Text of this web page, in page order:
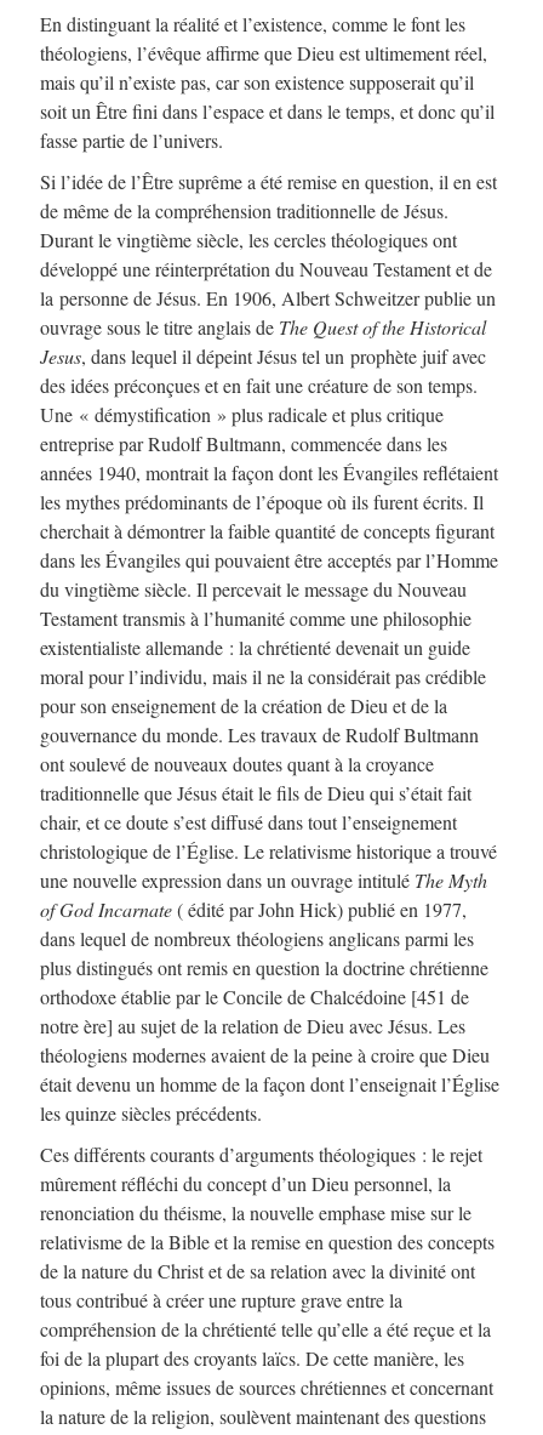
En distinguant la réalité et l’existence, comme le font les
théologiens, l’évêque affirme que Dieu est ultimement réel,
mais qu’il n’existe pas, car son existence supposerait qu’il
soit un Être fini dans l’espace et dans le temps, et donc qu’il
fasse partie de l’univers.
Si l’idée de l’Être suprême a été remise en question, il en est
de même de la compréhension traditionnelle de Jésus.
Durant le vingtième siècle, les cercles théologiques ont
développé une réinterprétation du Nouveau Testament et de
la personne de Jésus. En 1906, Albert Schweitzer publie un
ouvrage sous le titre anglais de The Quest of the Historical
Jesus, dans lequel il dépeint Jésus tel un prophète juif avec
des idées préconçues et en fait une créature de son temps.
Une « démystification » plus radicale et plus critique
entreprise par Rudolf Bultmann, commencée dans les
années 1940, montrait la façon dont les Évangiles reflétaient
les mythes prédominants de l’époque où ils furent écrits. Il
cherchait à démontrer la faible quantité de concepts figurant
dans les Évangiles qui pouvaient être acceptés par l’Homme
du vingtième siècle. Il percevait le message du Nouveau
Testament transmis à l’humanité comme une philosophie
existentialiste allemande : la chrétienté devenait un guide
moral pour l’individu, mais il ne la considérait pas crédible
pour son enseignement de la création de Dieu et de la
gouvernance du monde. Les travaux de Rudolf Bultmann
ont soulevé de nouveaux doutes quant à la croyance
traditionnelle que Jésus était le fils de Dieu qui s’était fait
chair, et ce doute s’est diffusé dans tout l’enseignement
christologique de l’Église. Le relativisme historique a trouvé
une nouvelle expression dans un ouvrage intitulé The Myth
of God Incarnate( édité par John Hick) publié en 1977,
dans lequel de nombreux théologiens anglicans parmi les
plus distingués ont remis en question la doctrine chrétienne
orthodoxe établie par le Concile de Chalcédoine [451 de
notre ère] au sujet de la relation de Dieu avec Jésus. Les
théologiens modernes avaient de la peine à croire que Dieu
était devenu un homme de la façon dont l’enseignait l’Église
les quinze siècles précédents.
Ces différents courants d’arguments théologiques : le rejet
mûrement réfléchi du concept d’un Dieu personnel, la
renonciation du théisme, la nouvelle emphase mise sur le
relativisme de la Bible et la remise en question des concepts
de la nature du Christ et de sa relation avec la divinité ont
tous contribué à créer une rupture grave entre la
compréhension de la chrétienté telle qu’elle a été reçue et la
foi de la plupart des croyants laïcs. De cette manière, les
opinions, même issues de sources chrétiennes et concernant
la nature de la religion, soulèvent maintenant des questions